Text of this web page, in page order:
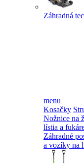
Záhradná
menu
Kosačky
Nožnice na
lístia a
Záhradné
a vozíky na